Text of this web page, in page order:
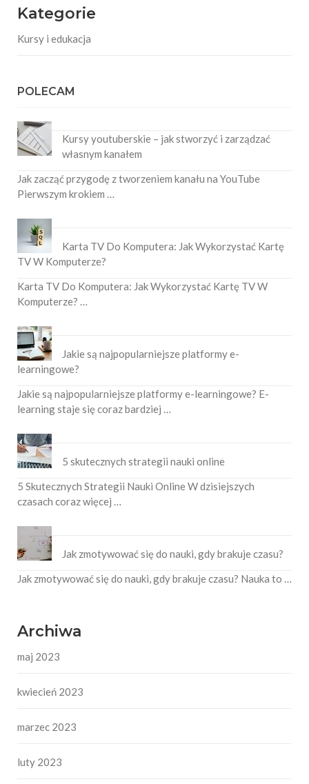
Kategorie
Kursy i edukacja
POLECAM
Kursy youtuberskie – jak stworzyć i zarządzać
własnym kanałem
Jak zacząć przygodę z tworzeniem kanału na YouTube
Pierwszym krokiem …
Karta TV Do Komputera: Jak Wykorzystać Kartę
TV W Komputerze?
Karta TV Do Komputera: Jak Wykorzystać Kartę TV W
Komputerze? …
Jakie są najpopularniejsze platformy e-
learningowe?
Jakie są najpopularniejsze platformy e-learningowe? E-
learning staje się coraz bardziej …
5 skutecznych strategii nauki online
5 Skutecznych Strategii Nauki Online W dzisiejszych
czasach coraz więcej …
Jak zmotywować się do nauki, gdy brakuje czasu?
Jak zmotywować się do nauki, gdy brakuje czasu? Nauka to …
Archiwa
maj 2023
kwiecień 2023
marzec 2023
luty 2023